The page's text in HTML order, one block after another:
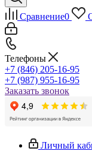
Сравнение0
Телефоны
+7 (846) 205-16-95
+7 (987) 955-16-95
Заказать звонок
Личный